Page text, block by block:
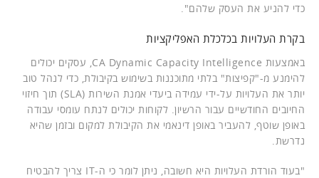
כדי להניע את העסק שלהם".
בקרת העלויות בכלכלת האפליקציות
באמצעות CA Dynamic Capacity Intelligence, עסקים יכולים
להימנע מ-"קפיצות" בלתי מתוכננות בשימוש בקיבולת, כדי לנהל טוב
יותר את העלויות על-ידי עמידה ביעדי אמנת השירות (SLA) תוך חיזוי
החיובים החודשיים עבור הרשיון. לקוחות יכולים לנתח עומסי עבודה
באופן שוטף, להעביר באופן דינאמי את הקיבולת למקום ובזמן שהיא
נדרשת.
"בעוד הורדת העלויות היא חשובה, ניתן לומר כי ה-IT צריך להבטיח